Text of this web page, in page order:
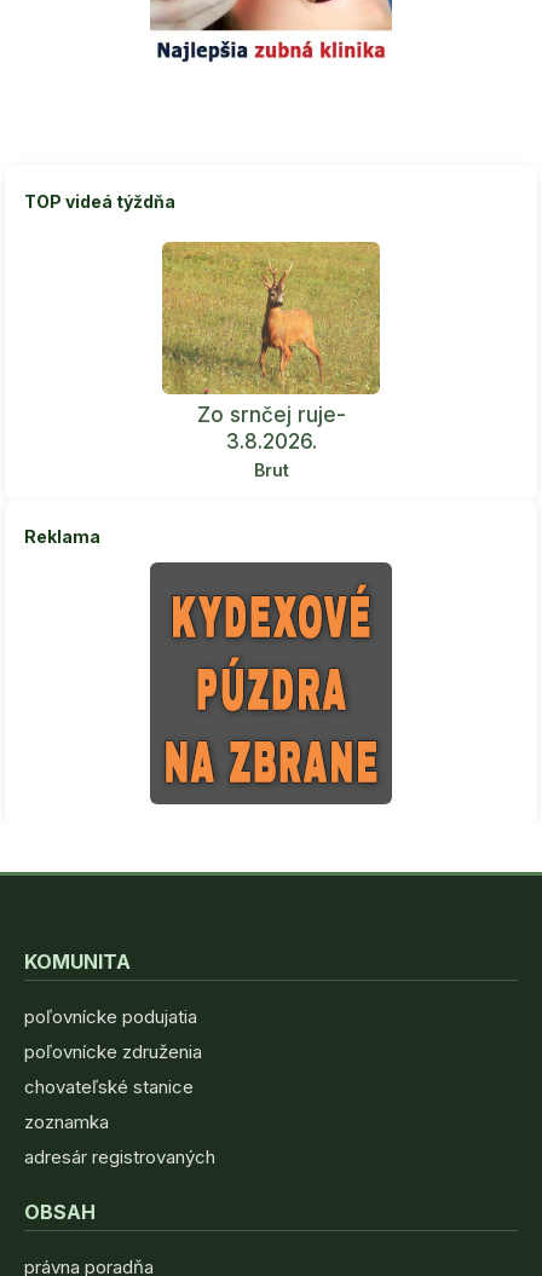
TOP videá týždňa
Zo srnčej ruje-
3.8.2026.
Brut
Reklama
KOMUNITA
poľovnícke podujatia
poľovnícke združenia
chovateľské stanice
zoznamka
adresár registrovaných
OBSAH
právna poradňa